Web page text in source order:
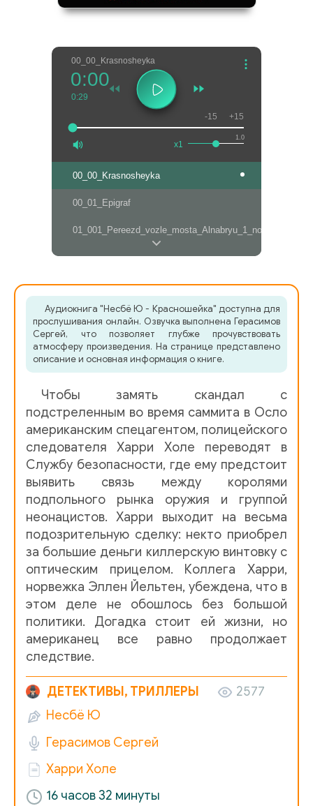
00_00_Krasnosheyka
0:00
0:29
1.0
x1
-15 +15
00_00_Krasnosheyka
00_01_Epigraf
01_003_Ulitsa_Karl-Yuhansgate_5_oktyabrya_1999_goda
01_004_MID_Norvegii_Viktoriya-
01_005_Dvortsovyy_park_5_oktyabrya_1999_goda
01_007_Kabinet_MYOllera_10_oktyabrya_1999_goda
02_009_1942_god
02_010_Okrestnosti_Leningrada_31_dekabrya_1942_goda
02_011_Okrestnosti_Leningrada_1_yanvarya_1943_goda
02_012_Okrestnosti_Leningrada_2_yanvarya_1943_goda
02_016_Gostinitsa_Redisson_SAS_ploschad_Holbergs-
02_017_Politseyskiy_uchastok_5_noyabrya_1999_goda
Аудиокнига "Несбё Ю - Красношейка" доступна для
прослушивания онлайн. Озвучка выполнена Герасимов
Сергей, что позволяет глубже прочувствовать
атмосферу произведения. На странице представлено
описание и основная информация о книге.
Чтобы замять скандал с
подстреленным во время саммита в Осло
американским спецагентом, полицейского
следователя Харри Холе переводят в
Службу безопасности, где ему предстоит
выявить связь между королями
подпольного рынка оружия и группой
неонацистов. Харри выходит на весьма
подозрительную сделку: некто приобрел
за большие деньги киллерскую винтовку с
оптическим прицелом. Коллега Харри,
норвежка Эллен Йельтен, убеждена, что в
этом деле не обошлось без большой
политики. Догадка стоит ей жизни, но
американец все равно продолжает
следствие.
ДЕТЕКТИВЫ, ТРИЛЛЕРЫ
2577
Несбё Ю
Герасимов Сергей
Харри Холе
16 часов 32 минуты